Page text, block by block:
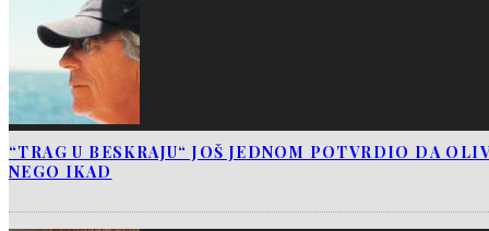
“TRAG U BESKRAJU“ JOŠ JEDNOM POTVRDIO DA
NEGO IKAD